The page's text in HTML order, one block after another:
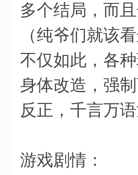
多个结局，而
（纯爷们就该
不仅如此，各
身体改造，强
反正，千言万
游戏剧情：